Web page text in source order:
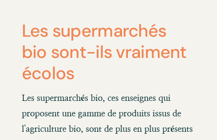
Les supermarchés
bio sont-ils vraiment
écolos
Les supermarchés bio, ces enseignes qui
proposent une gamme de produits issus de
l'agriculture bio, sont de plus en plus présents